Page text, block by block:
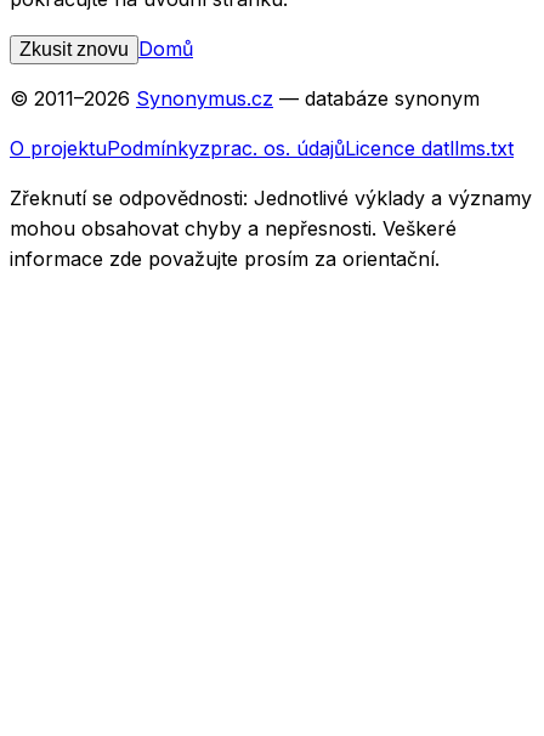
Zkusit znovu Domů
© 2011–2026 Synonymus.cz — databáze synonym
O projektuPodmínkyzprac. os. údajůLicence datllms.txt
Zřeknutí se odpovědnosti: Jednotlivé výklady a významy
mohou obsahovat chyby a nepřesnosti. Veškeré
informace zde považujte prosím za orientační.